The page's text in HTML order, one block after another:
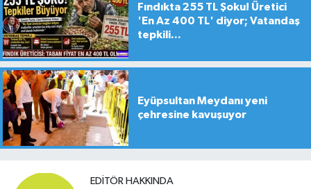
Fındıkta 255 TL Şoku! Üretici
'En Az 400 TL' diyor; Vatandaş
tepkili...
Eyüpsultan Meydanı yeni
çehresine kavuşuyor
EDITÖR HAKKINDA